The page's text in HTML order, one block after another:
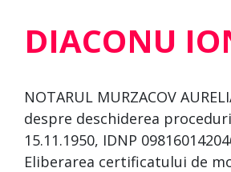
DIACONU
NOTARUL MURZACOV
despre deschiderea
15.11.1950, IDNP
Eliberarea certificatului de